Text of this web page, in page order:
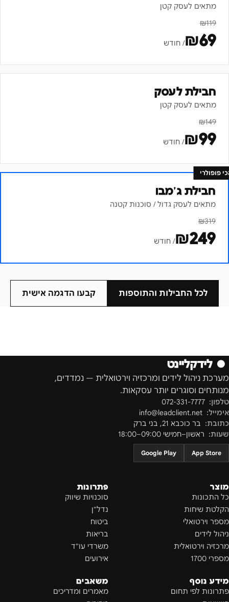
מתאים לעסק קטן
₪119
₪69 / חודש
חבילת לעסק
מתאים לעסק קטן
₪149
₪99 / חודש
פופולרי
חבילת ג׳מבו
מתאים לעסק גדול / סוכנות קטנה
₪319
₪249 / חודש
לכל החבילות והתוספות קבעו הדגמה אישית
● לידקליינט
מערכת ניהול לידים ומרכזיה וירטואלית — נמדדים,
מנותחים וסוגרים יותר עסקאות.
טלפון: 072-331-7777
אימייל: info@leadclient.net
כתובת: בר כוכבא 21 , בני ברק
שעות: ראשון–חמישי 09:00–18:00
App Store
Google Play
מוצר
כל התכונות
הקלטת שיחות
מספר וירטואלי
ניהול לידים
מרכזיה וירטואלית
מספרי 1700
פתרונות
סוכנויות שיווק
נדל"ן
ביטוח
בריאות
משרדי עו"ד
אירועים
מידע נוסף
פתרונות לפי תחום
משאבים
מאמרים ומדריכים